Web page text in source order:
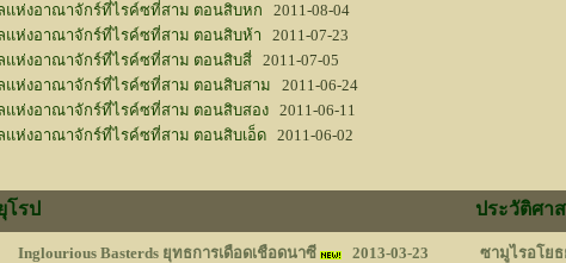
แห่งอาณาจักร์ที่ไรค์ซที่สาม ตอนสิบหก 2011-08-04
แห่งอาณาจักร์ที่ไรค์ซที่สาม ตอนสิบห้า 2011-07-23
แห่งอาณาจักร์ที่ไรค์ซที่สาม ตอนสิบสี่ 2011-07-05
แห่งอาณาจักร์ที่ไรค์ซที่สาม ตอนสิบสาม 2011-06-24
แห่งอาณาจักร์ที่ไรค์ซที่สาม ตอนสิบสอง 2011-06-11
แห่งอาณาจักร์ที่ไรค์ซที่สาม ตอนสิบเอ็ด 2011-06-02
โรป
Inglourious Basterds ยุทธการเดือดเชือดนาซี 2013-03-23
ประวัติศา
ซามูไรอโย